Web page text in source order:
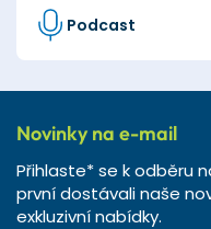
Podcast
Novinky na e-mail
Přihlaste* se k odběru
první dostávali naše
exkluzivní nabídky.